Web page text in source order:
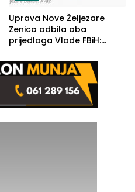
Uprava Nove Željezare
Zenica odbila oba
prijedloga Vlade FBiH:
rješenje